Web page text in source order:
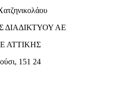
ΔΙΑΔΙΚΤΥΟΥ ΑΕ
ΑΤΤΙΚΗΣ
151 24